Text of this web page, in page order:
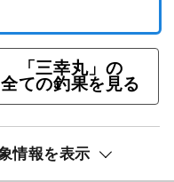
「三幸丸」の
全ての釣果を見る
情報を表示